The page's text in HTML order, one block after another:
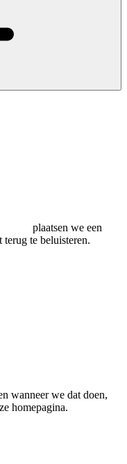
plaatsen we een
te beluisteren.
wanneer we dat doen,
homepagina.